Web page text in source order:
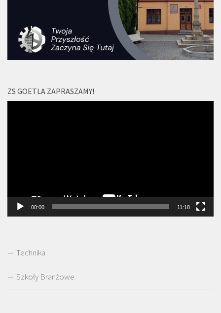
ZS GOETLA ZAPRASZAMY!
00:00 11:18
Technika
Szkoły Branżowe